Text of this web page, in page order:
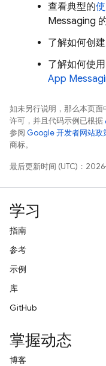
查看典型的
Messaging
了解如何创建
了解如何使
App
如未另行说明，那么本页面
许可，并且代码示例已根据
参阅 Google 开发者网站政
商标。
最后更新时间 (UTC)：
学习
指南
参考
示例
库
GitHub
掌握动态
博客